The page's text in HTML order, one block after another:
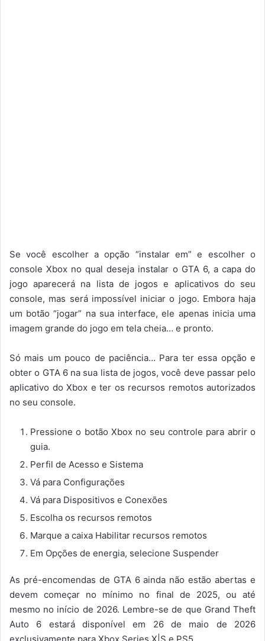
Se você escolher a opção “instalar em” e escolher o
console Xbox no qual deseja instalar o GTA 6, a capa do
jogo aparecerá na lista de jogos e aplicativos do seu
console, mas será impossível iniciar o jogo. Embora haja
um botão “jogar” na sua interface, ele apenas inicia uma
imagem grande do jogo em tela cheia… e pronto.
Só mais um pouco de paciência… Para ter essa opção e
obter o GTA 6 na sua lista de jogos, você deve passar pelo
aplicativo do Xbox e ter os recursos remotos autorizados
no seu console.
Pressione o botão Xbox no seu controle para abrir o
guia.
Perfil de Acesso e Sistema
Vá para Configurações
Vá para Dispositivos e Conexões
Escolha os recursos remotos
Marque a caixa Habilitar recursos remotos
Em Opções de energia, selecione Suspender
As pré-encomendas de GTA 6 ainda não estão abertas e
devem começar no mínimo no final de 2025, ou até
mesmo no início de 2026. Lembre-se de que Grand Theft
Auto 6 estará disponível em 26 de maio de 2026
exclusivamente para Xbox Series X|S e PS5.